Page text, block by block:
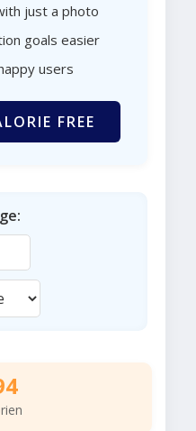
just a photo
goals easier
users
FREE